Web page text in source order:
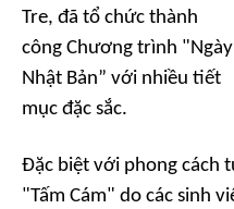
Tre, đã tổ chức thành
công Chương trình
Nhật Bản” với nhiều tiết
mục đặc sắc.
Đặc biệt với phong cách
"Tấm Cám" do các sinh